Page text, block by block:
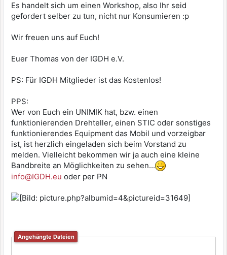
Es handelt sich um einen Workshop, also Ihr seid
gefordert selber zu tun, nicht nur Konsumieren :p
Wir freuen uns auf Euch!
Euer Thomas von der IGDH e.V.
PS: Für IGDH Mitglieder ist das Kostenlos!
PPS:
Wer von Euch ein UNIMIK hat, bzw. einen
funktionierenden Drehteller, einen STIC oder sonstiges
funktionierendes Equipment das Mobil und vorzeigbar
ist, ist herzlich eingeladen sich beim Vorstand zu
melden. Vielleicht bekommen wir ja auch eine kleine
Bandbreite an Möglichkeiten zu sehen...
info@IGDH.eu oder per PN
Angehängte Dateien